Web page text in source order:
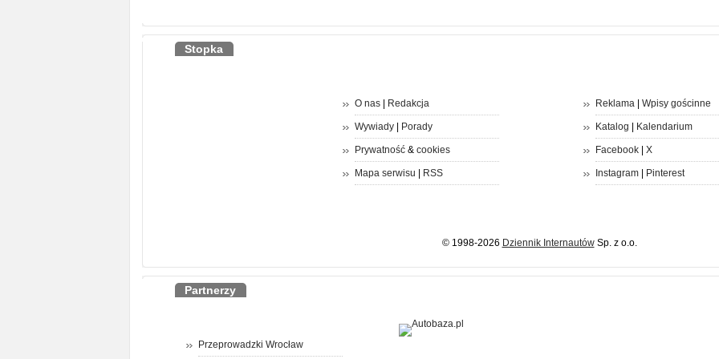
Stopka
O nas| Redakcja
Wywiady| Porady
Prywatność& cookies
Mapa serwisu RSS
Reklama| Wpisy gościnne
Katalog Kalendarium
Facebook| X
Instagram| Pinterest
© 1998-2026 Dziennik InternautówSp. z o.o.
Partnerzy
Przeprowadzki Wrocław